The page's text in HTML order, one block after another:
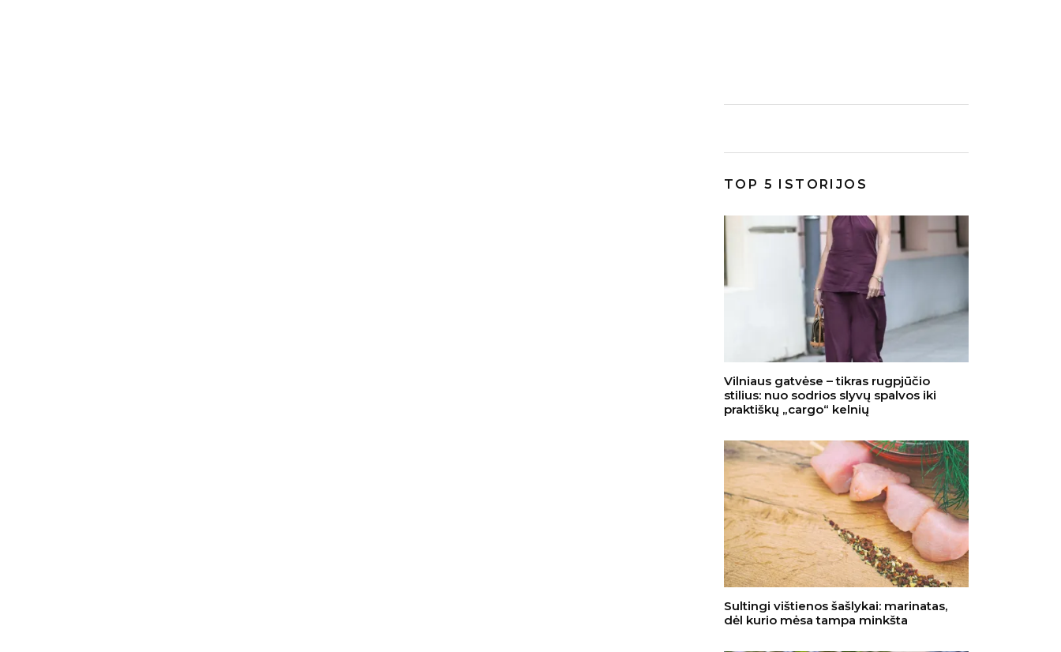
TOP 5 ISTORIJOS
Vilniaus gatvėse – tikras rugpjūčio
stilius: nuo sodrios slyvų spalvos iki
praktiškų „cargo“ kelnių
Sultingi vištienos šašlykai: marinatas,
dėl kurio mėsa tampa minkšta